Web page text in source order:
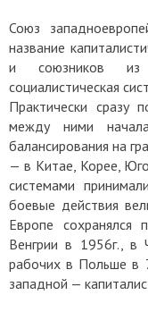
Союз
название
и союзников из
социалистическая
Практически сразу
между ними
балансирования на
— в Китае, Корее,
системами
боевые действия
Европе сохранялся
Венгрии в 1956г., в
рабочих в Польше в
западной —